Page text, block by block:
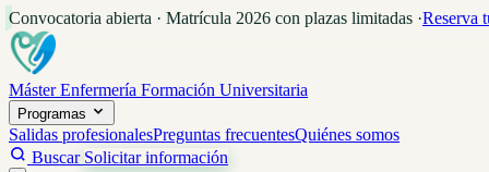
Convocatoria abierta · Matrícula 2026 con plazas limitadas ·Reserva
Máster Enfermería Formación Universitaria
Programas
Salidas profesionalesPreguntas frecuentesQuiénes somos
Buscar Solicitar información